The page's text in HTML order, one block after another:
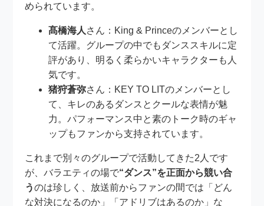
められています。
髙橋海人 さん：King & Princeのメンバーとし
て活躍。グループの中でもダンススキルに定
評があり、明るく柔らかいキャラクターも人
気です。
猪狩蒼弥さん：KEY TO LITのメンバーとし
て、キレのあるダンスとクールな表情が魅
力。パフォーマンス中と素のトーク時のギャ
ップもファンから支持されています。
これまで別々のグループで活動してきた2人です
が、バラエティの場で“ダンス”を正面から競い合
うのは珍しく、放送前からファンの間では「どん
な対決になるのか」「アドリブはあるのか」な